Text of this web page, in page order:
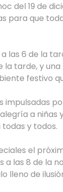
del 19 de
para que
las 6 de la
tarde, y
festivo
a niñas
y todos.
el
a las 8 de la
lleno de